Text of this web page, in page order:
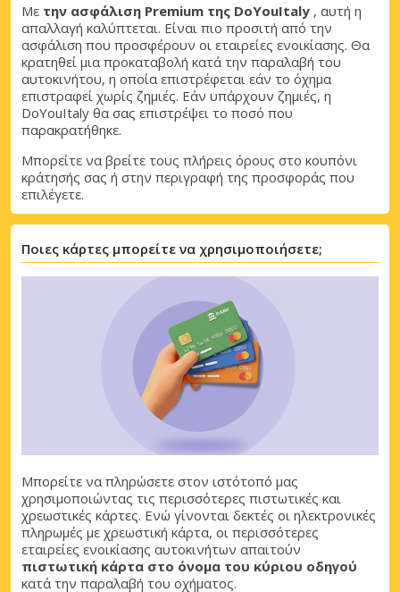
Μεγάλες εξοικονομήσεις
Αποκτήστε πρόσβαση σε αποκλειστικές
προσφορές συνεργατών
Με την ασφάλιση Premium της DoYouItaly , αυτή η
απαλλαγή καλύπτεται. Είναι πιο προσιτή από την
ασφάλιση που προσφέρουν οι εταιρείες ενοικίασης. Θα
κρατηθεί μια προκαταβολή κατά την παραλαβή του
αυτοκινήτου, η οποία επιστρέφεται εάν το όχημα
επιστραφεί χωρίς ζημιές. Εάν υπάρχουν ζημιές, η
DoYouItaly θα σας επιστρέψει το ποσό που
παρακρατήθηκε.
Μπορείτε να βρείτε τους πλήρεις όρους στο κουπόνι
κράτησής σας ή στην περιγραφή της προσφοράς που
επιλέγετε.
Ποιες κάρτες μπορείτε να χρησιμοποιήσετε;
Μπορείτε να πληρώσετε στον ιστότοπό μας
χρησιμοποιώντας τις περισσότερες πιστωτικές και
χρεωστικές κάρτες. Ενώ γίνονται δεκτές οι ηλεκτρονικές
πληρωμές με χρεωστική κάρτα, οι περισσότερες
εταιρείες ενοικίασης αυτοκινήτων απαιτούν
πιστωτική κάρτα στο όνομα του κύριου οδηγού
κατά την παραλαβή του οχήματος.